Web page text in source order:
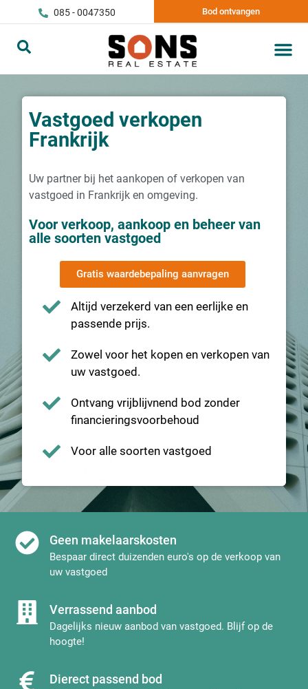
085 - 0047350 Bod ontvangen
Vastgoed verkopen
Frankrijk
Uw partner bij het aankopen of verkopen van
vastgoed in Frankrijk en omgeving.
Voor verkoop, aankoop en beheer van
alle soorten vastgoed
Gratis waardebepaling aanvragen
Altijd verzekerd van een eerlijke en
passende prijs.
Zowel voor het kopen en verkopen van
uw vastgoed.
Ontvang vrijblijvnend bod zonder
financieringsvoorbehoud
Voor alle soorten vastgoed
Geen makelaarskosten
Bespaar direct duizenden euro's op de verkoop van
uw vastgoed
Verrassend aanbod
Dagelijks nieuw aanbod van vastgoed. Blijf op de
hoogte!
Dierect passend bod